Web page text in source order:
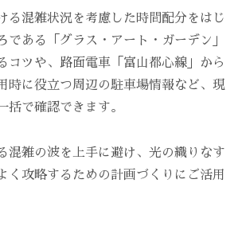
る混雑状況を考慮した時間配分をはじ
である「グラス・アート・ガーデン」
コツや、路面電車「富山都心線」から
時に役立つ周辺の駐車場情報など、現
括で確認できます。
混雑の波を上手に避け、光の織りなす
く攻略するための計画づくりにご活用